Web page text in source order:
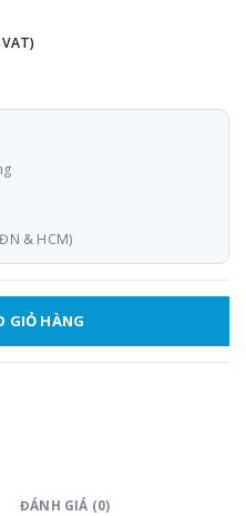
& HCM)
GIỎ HÀNG
ĐÁNH GIÁ (0)